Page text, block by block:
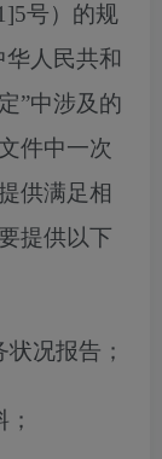
号）的规
人民共和
”中涉及的
件中一次
供满足相
提供以下
况报告；